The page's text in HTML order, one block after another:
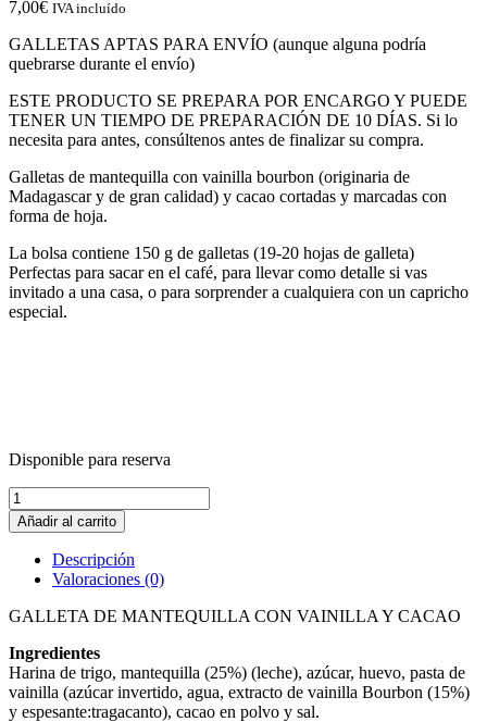
7,00€ IVA incluído
GALLETAS APTAS PARA ENVÍO (aunque alguna podría
quebrarse durante el envío)
ESTE PRODUCTO SE PREPARA POR ENCARGO Y PUEDE
TENER UN TIEMPO DE PREPARACIÓN DE 10 DÍAS. Si lo
necesita para antes, consúltenos antes de finalizar su compra.
Galletas de mantequilla con vainilla bourbon (originaria de
Madagascar y de gran calidad) y cacao cortadas y marcadas con
forma de hoja.
La bolsa contiene 150 g de galletas (19-20 hojas de galleta)
Perfectas para sacar en el café, para llevar como detalle si vas
invitado a una casa, o para sorprender a cualquiera con un capricho
especial.
Disponible para reserva
Bolsa
Hojas
de
galleta
glaseado
(150
cantidad
Añadir al carrito
Descripción
Valoraciones (0)
GALLETA DE MANTEQUILLA CON VAINILLA Y CACAO
Ingredientes
Harina de trigo, mantequilla (25%) (leche), azúcar, huevo, pasta de
vainilla (azúcar invertido, agua, extracto de vainilla Bourbon (15%)
y espesante:tragacanto), cacao en polvo y sal.